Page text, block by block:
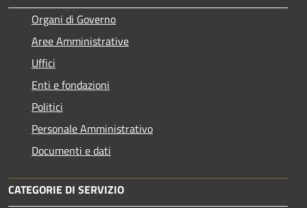
Organi di Governo
Aree Amministrative
Uffici
Enti e fondazioni
Politici
Personale Amministrativo
Documenti e dati
CATEGORIE DI SERVIZIO